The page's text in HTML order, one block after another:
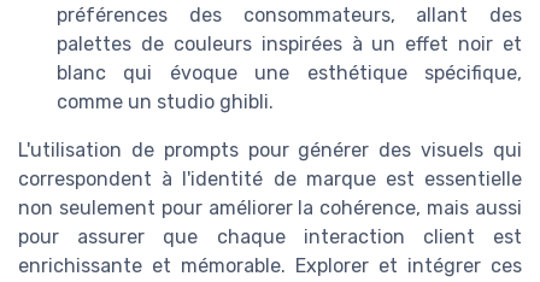
préférences des consommateurs, allant des
palettes de couleurs inspirées à un effet noir et
blanc qui évoque une esthétique spécifique,
comme un studio ghibli.
L'utilisation de prompts pour générer des visuels qui
correspondent à l'identité de marque est essentielle
non seulement pour améliorer la cohérence, mais aussi
pour assurer que chaque interaction client est
enrichissante et mémorable. Explorer et intégrer ces